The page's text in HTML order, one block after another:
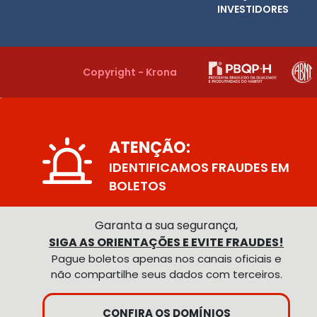
INVESTIDORES
Copyright - Krona
ATENÇÃO:
IDENTIFICAMOS FRAUDES EM
BOLETOS
Garanta a sua segurança,
SIGA AS ORIENTAÇÕES E EVITE FRAUDES!
Pague boletos apenas nos canais oficiais e
não compartilhe seus dados com terceiros.
CONFIRA OS DOMÍNIOS